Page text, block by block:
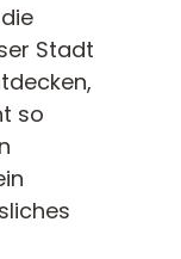
Stadt
so